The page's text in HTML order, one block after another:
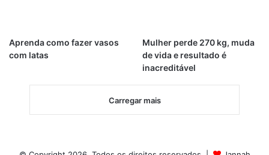
Aprenda como fazer vasos
com latas
Mulher perde 270 kg, muda
de vida e resultado é
inacreditável
Carregar mais